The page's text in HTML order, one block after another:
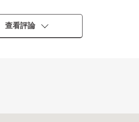
勤上學
採光房
平方公尺的1R(一間房)
查看評論